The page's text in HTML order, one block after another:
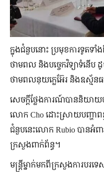
ក្នុងជំនួបនោះ ប្រមុខការទូត
ថាមពល និងបច្ចេកវិទ្យាទំនើប
ថាមពលនុយក្លេអ៊ែរ និងឧស្ម័នធ
សេចក្តីថ្លែងការណ៍បាននិយា
លោក Cho ដោះស្រាយបញ្ហាព
ជំនួបនេះលោក Rubio បានអំព
ក្រសួងពាក់ព័ន្ធ។
មន្ត្រីម្នាក់មកពីក្រសួងការបរ